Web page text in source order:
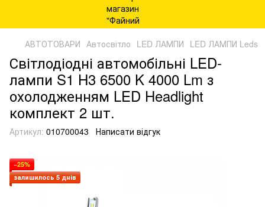
АВТОТОВАРИ Автосвітло LED ЛАМПИ LED ЛАМПИ Leds
Світлодіодні автомобільні LED-
лампи S1 H3 6500 K 4000 Lm з
охолодженням LED Headlight
комплект 2 шт.
Артикул: 010700043 Написати відгук
−25%
залишилось 5 днів